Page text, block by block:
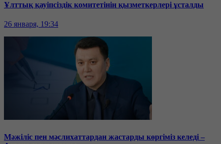
Ұлттық қауіпсіздік комитетінің қызметкерлері ұсталды
26 января, 19:34
Мәжіліс пен мәслихаттардан жастарды көргіміз келеді –